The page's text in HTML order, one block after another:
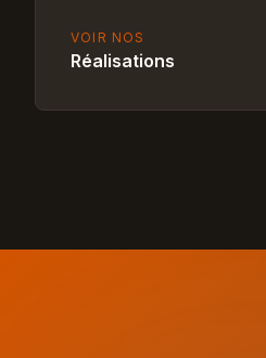
VOIR NOS
Réalisations